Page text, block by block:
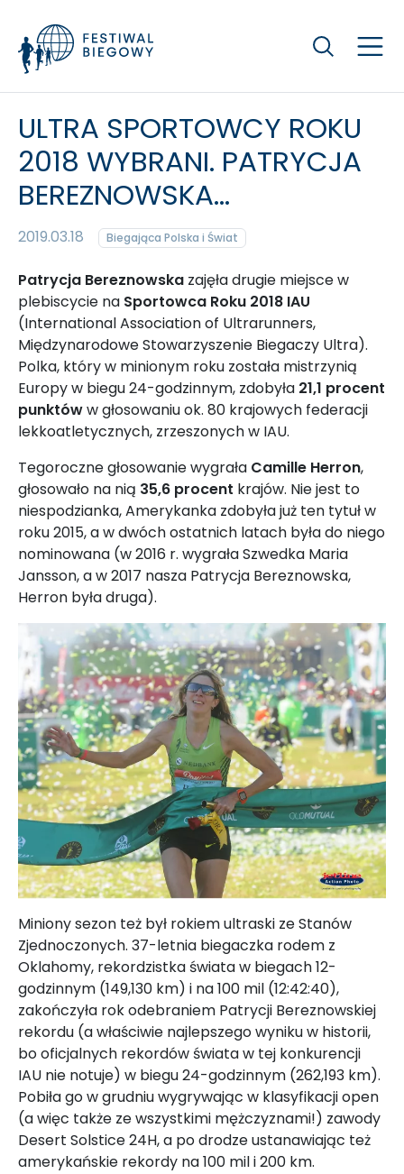
Szukaj
ULTRA SPORTOWCY ROKU
2018 WYBRANI. PATRYCJA
BEREZNOWSKA...
2019.03.18 Biegająca Polska i Świat
Patrycja Bereznowska zajęła drugie miejsce w
plebiscycie na Sportowca Roku 2018 IAU
(International Association of Ultrarunners,
Międzynarodowe Stowarzyszenie Biegaczy Ultra).
Polka, który w minionym roku została mistrzynią
Europy w biegu 24-godzinnym, zdobyła 21,1 procent
punktóww głosowaniu ok. 80 krajowych federacji
lekkoatletycznych, zrzeszonych w IAU.
Tegoroczne głosowanie wygrała Camille Herron,
głosowało na nią 35,6 procent krajów. Nie jest to
niespodzianka, Amerykanka zdobyła już ten tytuł w
roku 2015, a w dwóch ostatnich latach była do niego
nominowana (w 2016 r. wygrała Szwedka Maria
Jansson, a w 2017 nasza Patrycja Bereznowska,
Herron była druga).
Miniony sezon też był rokiem ultraski ze Stanów
Zjednoczonych. 37-letnia biegaczka rodem z
Oklahomy, rekordzistka świata w biegach 12-
godzinnym (149,130 km) i na 100 mil (12:42:40),
zakończyła rok odebraniem Patrycji Bereznowskiej
rekordu (a właściwie najlepszego wyniku w historii,
bo oficjalnych rekordów świata w tej konkurencji
IAU nie notuje) w biegu 24-godzinnym (262,193 km).
Pobiła go w grudniu wygrywając w klasyfikacji open
(a więc także ze wszystkimi mężczyznami!) zawody
Desert Solstice 24H, a po drodze ustanawiając też
amerykańskie rekordy na 100 mil i 200 km.